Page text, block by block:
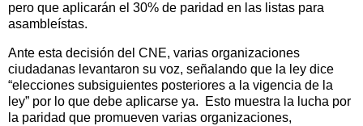
pero que aplicarán el 30% de paridad en las listas para
asambleístas.
Ante esta decisión del CNE, varias organizaciones
ciudadanas levantaron su voz, señalando que la ley dice
“elecciones subsiguientes posteriores a la vigencia de la
ley” por lo que debe aplicarse ya.
Esto muestra la lucha por
la paridad que promueven varias organizaciones,